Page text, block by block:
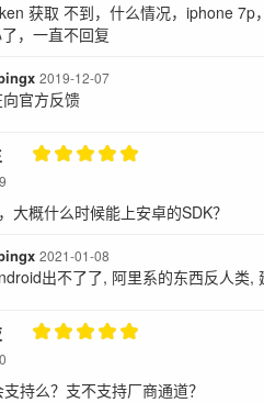
获取 不到，什么情况，iphone
，一直不回复
2019-12-07
官方反馈
大概什么时候能上安卓的SDK？
2021-01-08
出不了了, 阿里系的东西反人类,
持么？支不支持厂商通道？